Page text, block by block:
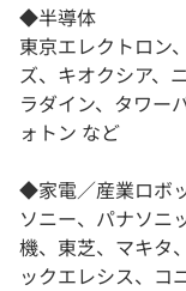
◆半導体
東京エレクトロン
ズ、キオクシア、
ラダイン、タワー
ォトン など
◆家電／産業ロボ
ソニー、パナソニ
機、東芝、マキタ
ックエレシス、コ